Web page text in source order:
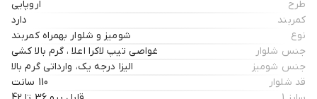
طرح
اروپایی
کمربند
دارد
نوع
شومیز و شلوار بهمراه کمربند
جنس شلوار
غواصی تیپ لاکرا اعلا ، گرم بالا کشی
جنس شومیز
الیزا درجه یک، وارداتی گرم بالا
قد شلوار
110 سانت